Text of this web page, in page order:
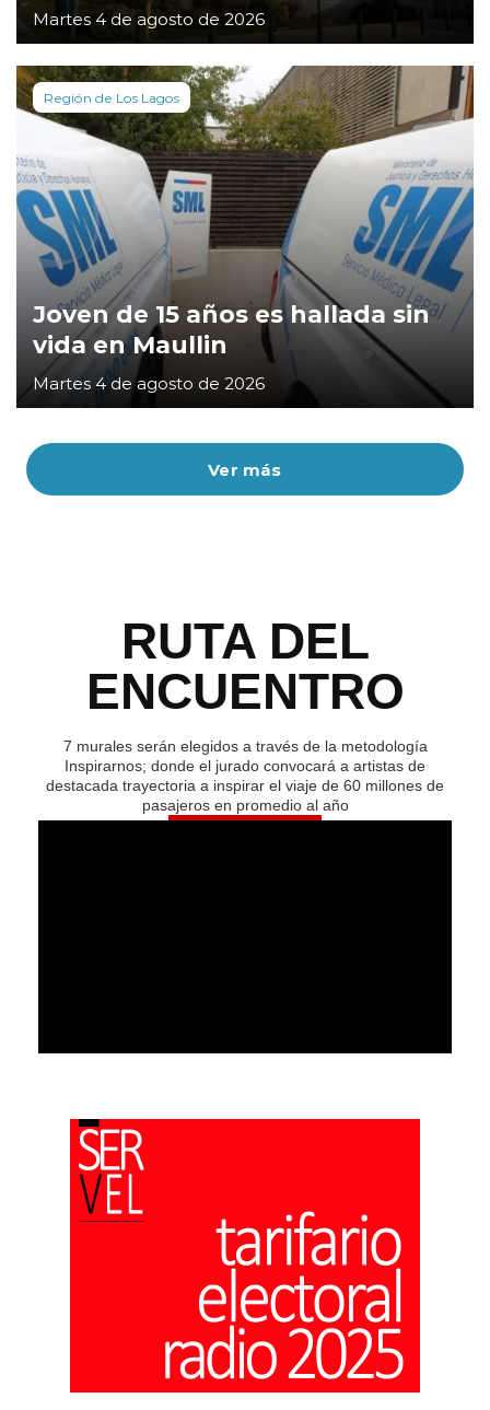
Ver más
Martes 4 de agosto de 2026
Región de Los Lagos
Joven de 15 años es hallada sin
vida en Maullin
Martes 4 de agosto de 2026
RUTA DEL
ENCUENTRO
7 murales serán elegidos a través de la metodología
Inspirarnos; donde el jurado convocará a artistas de
destacada trayectoria a inspirar el viaje de 60 millones de
pasajeros en promedio al año